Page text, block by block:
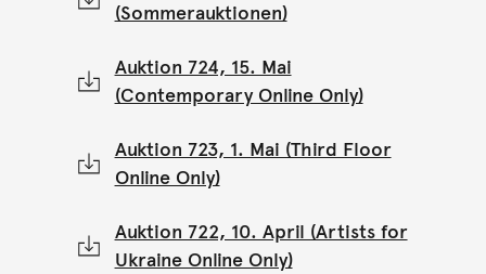
(Sommerauktionen)
Auktion 724, 15. Mai
(Contemporary Online Only)
Auktion 723, 1. Mai (Third Floor
Online Only)
Auktion 722, 10. April (Artists for
Ukraine Online Only)